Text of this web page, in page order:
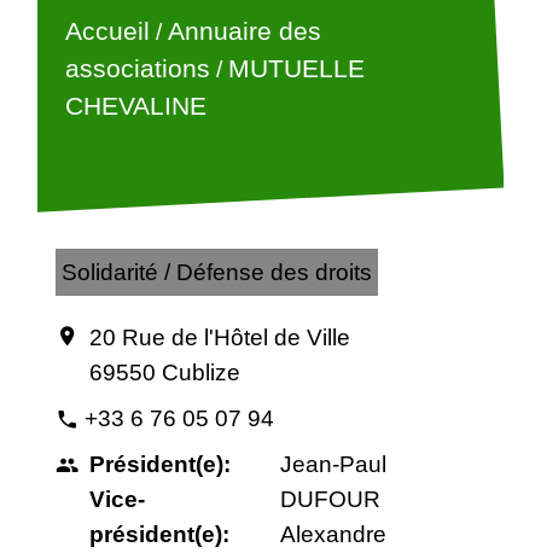
Accueil /Annuaire des
associations / MUTUELLE
CHEVALINE
Solidarité / Défense des droits
location_on
20 Rue de l'Hôtel de Ville
69550 Cublize
phone +33 6 76 05 07 94
people Président(e):
Vice-
président(e):
Jean-Paul
DUFOUR
Alexandre